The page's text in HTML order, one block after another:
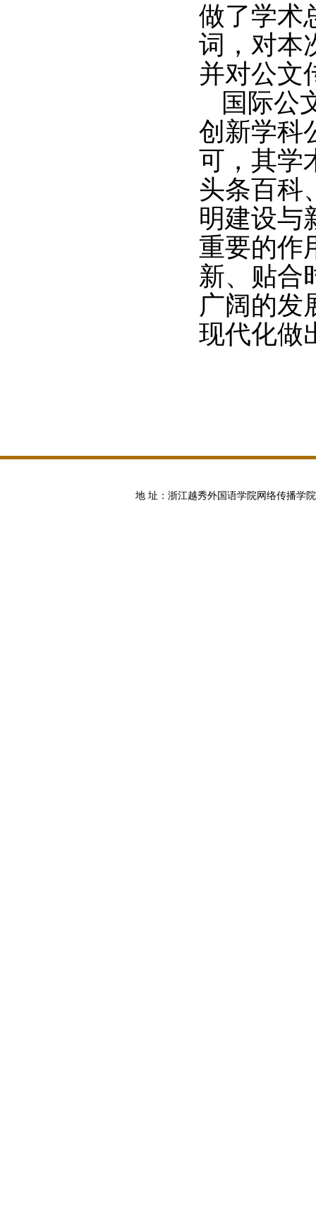
做了学术
词，对本
并对公文
国际公
创新学科
可，其学
头条百科
明建设与
重要的作
新、贴合
广阔的发
现代化做
地 址：浙江越秀外国语学院网络传播学